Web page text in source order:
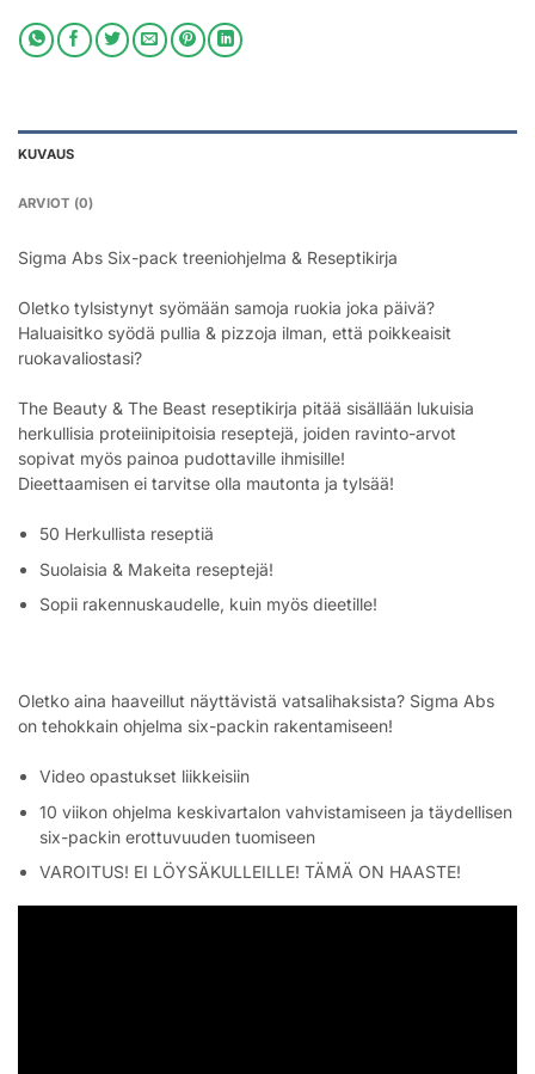
KUVAUS
ARVIOT (0)
Sigma Abs Six-pack treeniohjelma & Reseptikirja
Oletko tylsistynyt syömään samoja ruokia joka päivä?
Haluaisitko syödä pullia & pizzoja ilman, että poikkeaisit
ruokavaliostasi?
The Beauty & The Beast reseptikirja pitää sisällään lukuisia
herkullisia proteiinipitoisia reseptejä, joiden ravinto-arvot
sopivat myös painoa pudottaville ihmisille!
Dieettaamisen ei tarvitse olla mautonta ja tylsää!
50 Herkullista reseptiä
Suolaisia & Makeita reseptejä!
Sopii rakennuskaudelle, kuin myös dieetille!
Oletko aina haaveillut näyttävistä vatsalihaksista? Sigma Abs
on tehokkain ohjelma six-packin rakentamiseen!
Video opastukset liikkeisiin
10 viikon ohjelma keskivartalon vahvistamiseen ja täydellisen
six-packin erottuvuuden tuomiseen
VAROITUS! EI LÖYSÄKULLEILLE! TÄMÄ ON HAASTE!